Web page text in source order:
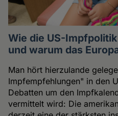
Wie die US-
und warum das
Man hört hierzulande
Impfempfehlungen" in den
Debatten um den
vermittelt wird: Die